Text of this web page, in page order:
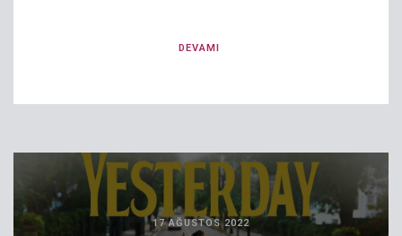
DEVAMI
17 AĞUSTOS 2022